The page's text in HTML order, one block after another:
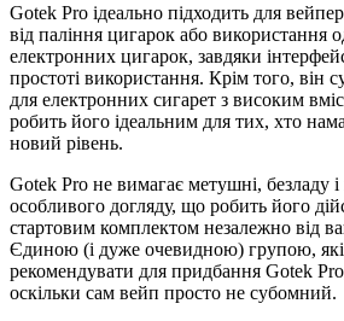
Gotek Pro ідеально підходить для
від паління цигарок або використання
електронних цигарок, завдяки
простоті використання. Крім того, він
для електронних сигарет з високим
робить його ідеальним для тих, хто
новий рівень.
Gotek Pro не вимагає метушні, безладу
особливого догляду, що робить його
стартовим комплектом незалежно від
Єдиною (і дуже очевидною) групою,
рекомендувати для придбання Gotek
оскільки сам вейп просто не субомний.